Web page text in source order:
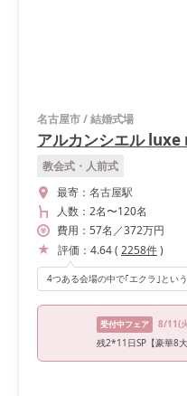
名古屋市/結婚式場
アルカンシエル
教会式・人前式
最寄： 名古屋駅
人数： 2名〜120名
費用： 57名 ／372万円
評価： 4.64( 2258件)
受付中フェア 8/11(